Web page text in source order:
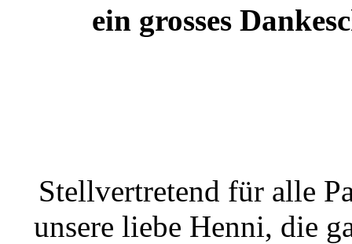
ein grosses
Stellvertretend für alle
unsere liebe Henni, die